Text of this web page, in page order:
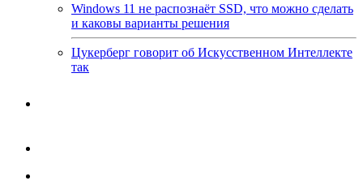
Windows 11 не распознаёт SSD, что можно сделать
и каковы варианты решения
Цукерберг говорит об Искусственном Интеллекте
так